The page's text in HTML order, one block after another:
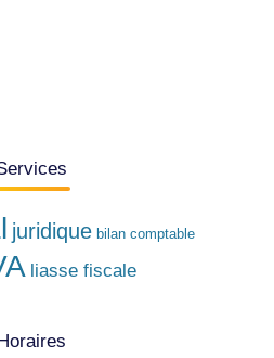
juridique bilan comptable
liasse fiscale